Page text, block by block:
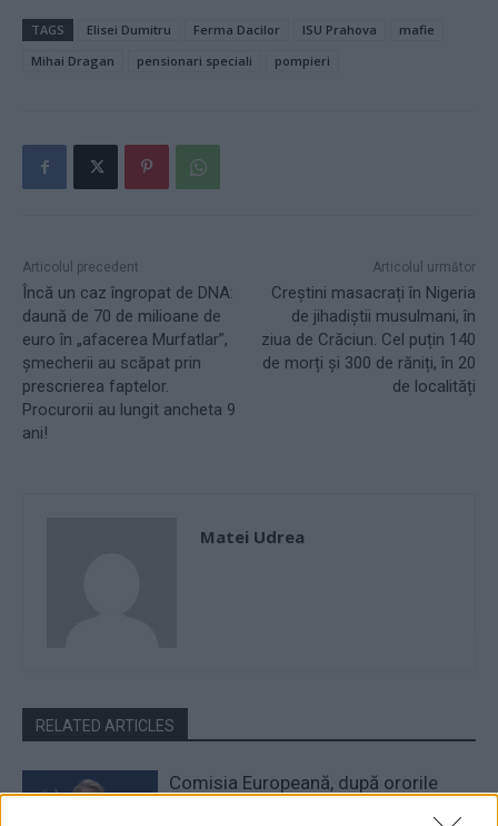
TAGS Elisei Dumitru Ferma Dacilor ISU Prahova
mafie
Mihai Dragan
pensionari speciali pompieri
Articolul precedent
Încă un caz îngropat de DNA:
daună de 70 de milioane de
euro în „afacerea Murfatlar”,
șmecherii au scăpat prin
prescrierea faptelor.
Procurorii au lungit ancheta 9
ani!
Articolul următor
Creștini masacrați în Nigeria
de jihadiștii musulmani, în
ziua de Crăciun. Cel puțin 140
de morți și 300 de răniți, în 20
de localități
Matei Udrea
RELATED ARTICLES
Comisia Europeană, după ororile